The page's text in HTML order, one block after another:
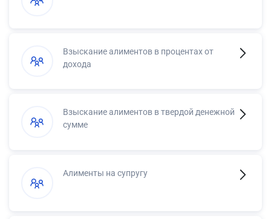
Взыскание алиментов в процентах от
дохода
Взыскание алиментов в твердой денежной
сумме
Алименты на супругу